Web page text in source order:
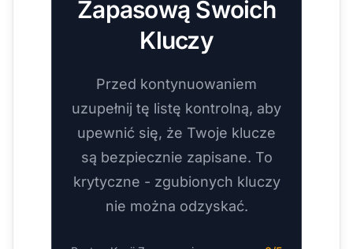
Zapasową Swoich
Kluczy
Przed kontynuowaniem
uzupełnij tę listę kontrolną, aby
upewnić się, że Twoje klucze
są bezpiecznie zapisane. To
krytyczne - zgubionych kluczy
nie można odzyskać.